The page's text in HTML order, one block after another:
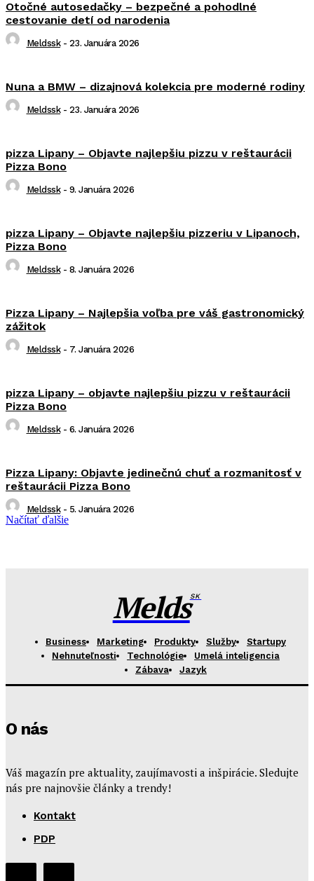
Otočné autosedačky – bezpečné a pohodlné
cestovanie detí od narodenia
Meldssk - 23. Januára 2026
Nuna a BMW – dizajnová kolekcia pre moderné rodiny
Meldssk - 23. Januára 2026
pizza Lipany – Objavte najlepšiu pizzu v reštaurácii
Pizza Bono
Meldssk - 9. Januára 2026
pizza Lipany – Objavte najlepšiu pizzeriu v Lipanoch,
Pizza Bono
Meldssk - 8. Januára 2026
Pizza Lipany – Najlepšia voľba pre váš gastronomický
zážitok
Meldssk - 7. Januára 2026
pizza Lipany – objavte najlepšiu pizzu v reštaurácii
Pizza Bono
Meldssk - 6. Januára 2026
Pizza Lipany: Objavte jedinečnú chuť a rozmanitosť v
reštaurácii Pizza Bono
Meldssk - 5. Januára 2026
Načítať ďalšie
MeldsSK
Business Marketing Produkty Služby
Startupy
Nehnuteľnosti
Technológie
Umelá inteligencia
Zábava
Jazyk
O nás
Váš magazín pre aktuality, zaujímavosti a inšpirácie. Sledujte
nás pre najnovšie články a trendy!
Kontakt
PDP